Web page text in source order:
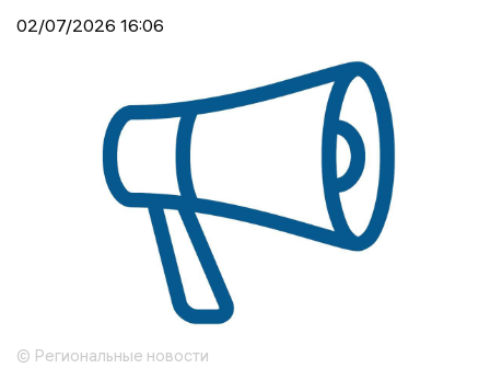
02/07/2026 16:06
© Региональные новости